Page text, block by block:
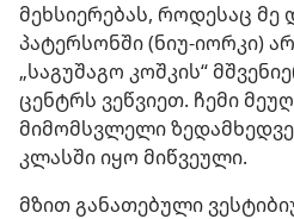
მეხსიერებას, როდესაც მე
პატერსონში (ნიუ-იორკი)
„საგუშაგო კოშკის“
ცენტრს ვეწვიეთ. ჩემი
მიმომსვლელი
კლასში იყო მიწვეული.
მზით განათებული